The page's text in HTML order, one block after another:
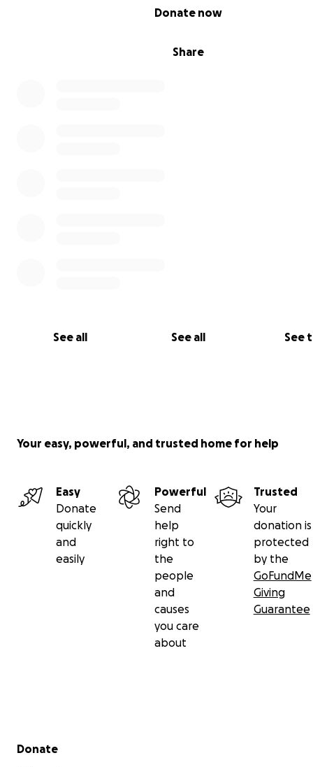
Share
Donate now
See all See all See
Your easy, powerful, and trusted home for help
Easy
Donate
quickly
and
easily
Powerful
Send
help
right to
the
people
and
causes
you care
about
Trusted
Your
donation is
protected
by the
GoFundMe
Giving
Guarantee
Secondary menu
Donate